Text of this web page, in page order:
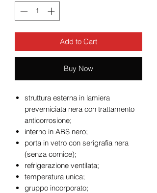
Add to Cart
Buy Now
struttura esterna in lamiera
preverniciata nera con trattamento
anticorrosione;
interno in ABS nero;
porta in vetro con serigrafia nera
(senza cornice);
refrigerazione ventilata;
temperatura unica;
gruppo incorporato;